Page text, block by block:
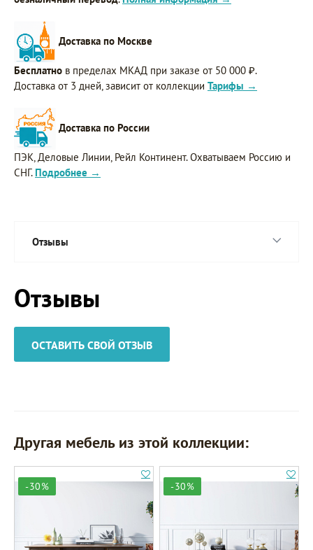
Доставка по Москве
Бесплатно в пределах МКАД при заказе от 50 000 ₽.
Доставка от 3 дней, зависит от коллекции Тарифы →
Доставка по России
ПЭК, Деловые Линии, Рейл Континент. Охватываем Россию и
СНГ. Подробнее →
Отзывы
Отзывы
ОСТАВИТЬ СВОЙ ОТЗЫВ
Другая мебель из этой коллекции:
-30% -30%